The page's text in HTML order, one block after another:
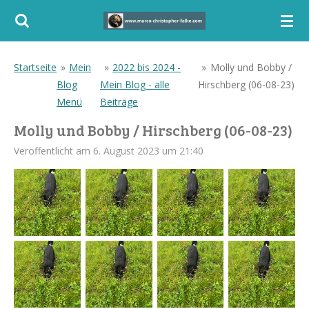
Zum
Startseite » Mein
Blog
Menü
» 2022 bis 2024 -
Mein Blog - alle
Beiträge
» Molly und Bobby /
Hirschberg (06-08-23)
Molly und Bobby / Hirschberg (06-08-23)
Veröffentlicht am 6. August 2023 um 21:40